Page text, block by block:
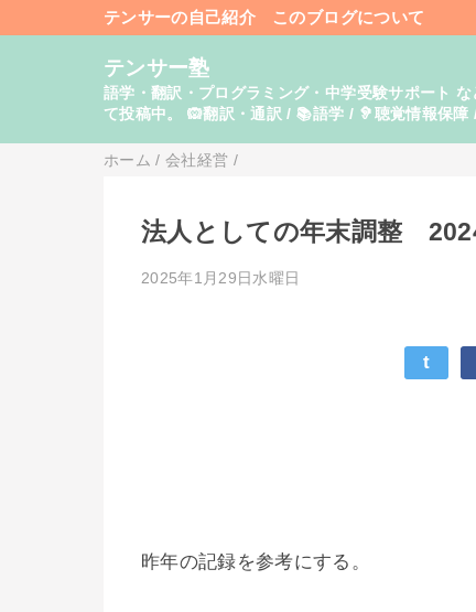
テンサーの自己紹介 このブログについて
テンサー塾
語学・翻訳・プログラミング・中学受験サポート
て投稿中。 🙉翻訳・通訳 / 📚語学 / 🦻聴覚情報保
ホーム /会社経営 /
法人としての年末調整
2025年1月29日水曜日
t
昨年の記録を参考にする。